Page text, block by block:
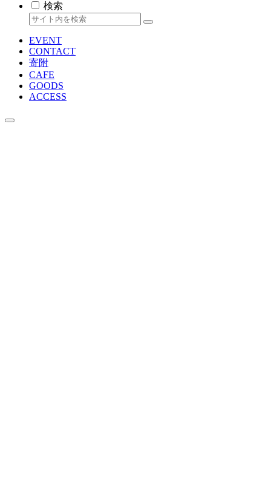
検索
EVENT
CONTACT
寄附
CAFE
GOODS
ACCESS